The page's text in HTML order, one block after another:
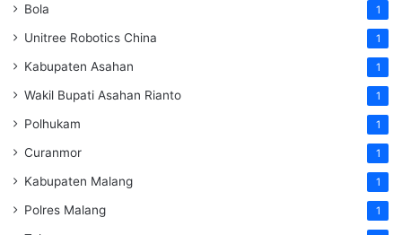
Bola 1
Unitree Robotics China 1
Kabupaten Asahan 1
Wakil Bupati Asahan Rianto 1
Polhukam 1
Curanmor 1
Kabupaten Malang 1
Polres Malang 1